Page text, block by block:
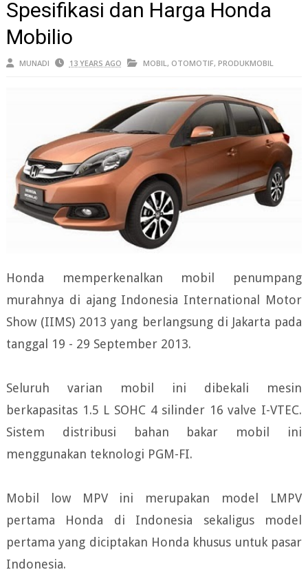
Spesifikasi dan Harga Honda
Mobilio
MUNADI 13 YEARS AGO MOBIL, OTOMOTIF, PRODUKMOBIL
Honda memperkenalkan mobil penumpang
murahnya di ajang Indonesia International Motor
Show (IIMS) 2013 yang berlangsung di Jakarta pada
tanggal 19 - 29 September 2013.
Seluruh varian mobil ini dibekali mesin
berkapasitas 1.5 L SOHC 4 silinder 16 valve I-VTEC.
Sistem distribusi bahan bakar mobil ini
menggunakan teknologi PGM-FI.
Mobil low MPV ini merupakan model LMPV
pertama Honda di Indonesia sekaligus model
pertama yang diciptakan Honda khusus untuk pasar
Indonesia.